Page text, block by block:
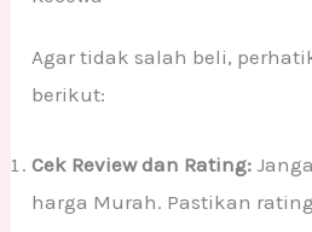
Agar tidak salah beli,
berikut:
Cek Review dan Rating:
harga Murah. Pastikan